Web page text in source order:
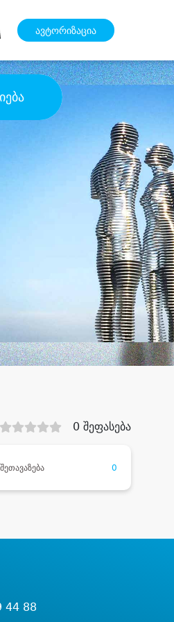
ავტორიზაცია
0 შეფასება
შეთავაზება 0
44 88